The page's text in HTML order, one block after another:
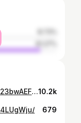
https://www.instagram.com/p/ChY23bwAEFp/10.2k
679